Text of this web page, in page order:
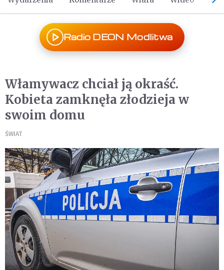
Radio DEON Modlitwa
Włamywacz chciał ją okraść.
Kobieta zamknęła złodzieja w
swoim domu
ŚWIAT